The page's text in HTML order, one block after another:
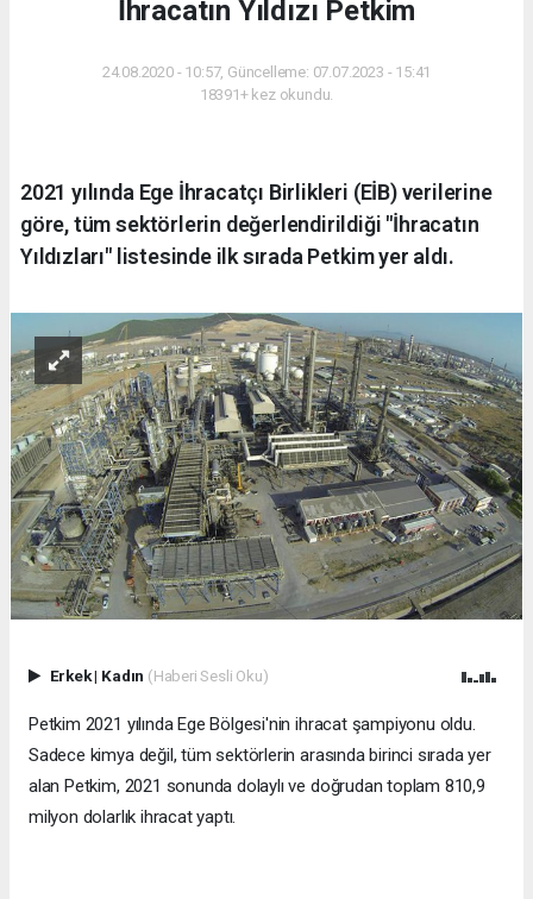
İhracatın Yıldızı Petkim
24.08.2020 - 10:57, Güncelleme: 07.07.2023 - 15:41
18391+ kez okundu.
2021 yılında Ege İhracatçı Birlikleri (EİB) verilerine
göre, tüm sektörlerin değerlendirildiği "İhracatın
Yıldızları" listesinde ilk sırada Petkim yer aldı.
Erkek| Kadın (Haberi Sesli Oku)
Petkim 2021 yılında Ege Bölgesi'nin ihracat şampiyonu oldu.
Sadece kimya değil, tüm sektörlerin arasında birinci sırada yer
alan Petkim, 2021 sonunda dolaylı ve doğrudan toplam 810,9
milyon dolarlık ihracat yaptı.